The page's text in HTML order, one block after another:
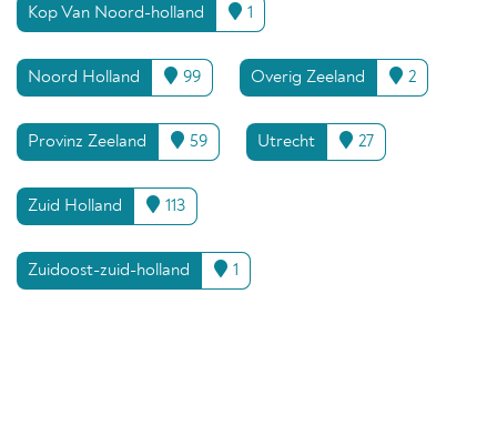
Kop Van Noord-holland 1
Noord Holland 99 Overig Zeeland 2
Provinz Zeeland 59 Utrecht 27
Zuid Holland 113
Zuidoost-zuid-holland 1